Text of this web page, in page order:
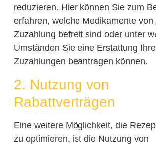
reduzieren. Hier können Sie zum
erfahren, welche Medikamente von
Zuzahlung befreit sind oder unter
Umständen Sie eine Erstattung
Zuzahlungen beantragen können.
2. Nutzung von
Rabattverträgen
Eine weitere Möglichkeit, die
zu optimieren, ist die Nutzung von